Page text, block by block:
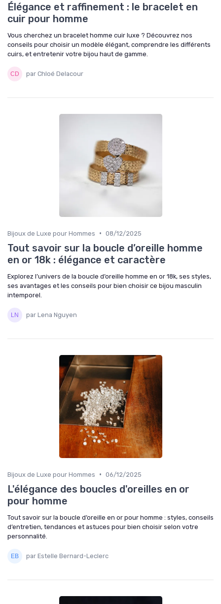
Élégance et raffinement : le bracelet en
cuir pour homme
Vous cherchez un bracelet homme cuir luxe ? Découvrez nos
conseils pour choisir un modèle élégant, comprendre les différents
cuirs, et entretenir votre bijou haut de gamme.
par Chloé Delacour
Bijoux de Luxe pour Hommes • 08/12/2025
Tout savoir sur la boucle d’oreille homme
en or 18k : élégance et caractère
Explorez l’univers de la boucle d’oreille homme en or 18k, ses styles,
ses avantages et les conseils pour bien choisir ce bijou masculin
intemporel.
par Lena Nguyen
Bijoux de Luxe pour Hommes • 06/12/2025
L'élégance des boucles d'oreilles en or
pour homme
Tout savoir sur la boucle d’oreille en or pour homme : styles, conseils
d’entretien, tendances et astuces pour bien choisir selon votre
personnalité.
par Estelle Bernard-Leclerc